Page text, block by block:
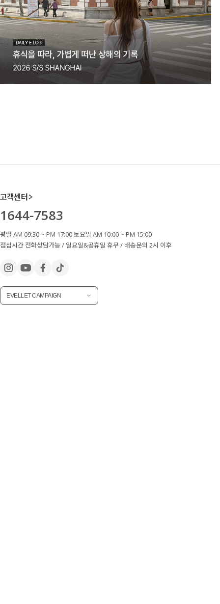
고객센터
1644-7583
평일 AM 09:30 ~ PM 17:00 토요일 AM 10:00 ~ PM 15:00
점심시간 전화상담가능 / 일요일&공휴일 휴무 / 배송문의 2시 이후
EVELLET CAMPAIGN